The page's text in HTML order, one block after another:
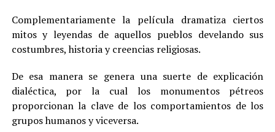
Complementariamente la película dramatiza ciertos
mitos y leyendas de aquellos pueblos develando sus
costumbres, historia y creencias religiosas.
De esa manera se genera una suerte de explicación
dialéctica, por la cual los monumentos pétreos
proporcionan la clave de los comportamientos de los
grupos humanos y viceversa.